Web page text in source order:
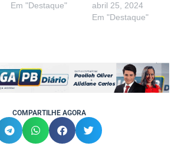
Em "Destaque"
abril 25, 2024
Em "Destaque"
COMPARTILHE AGORA